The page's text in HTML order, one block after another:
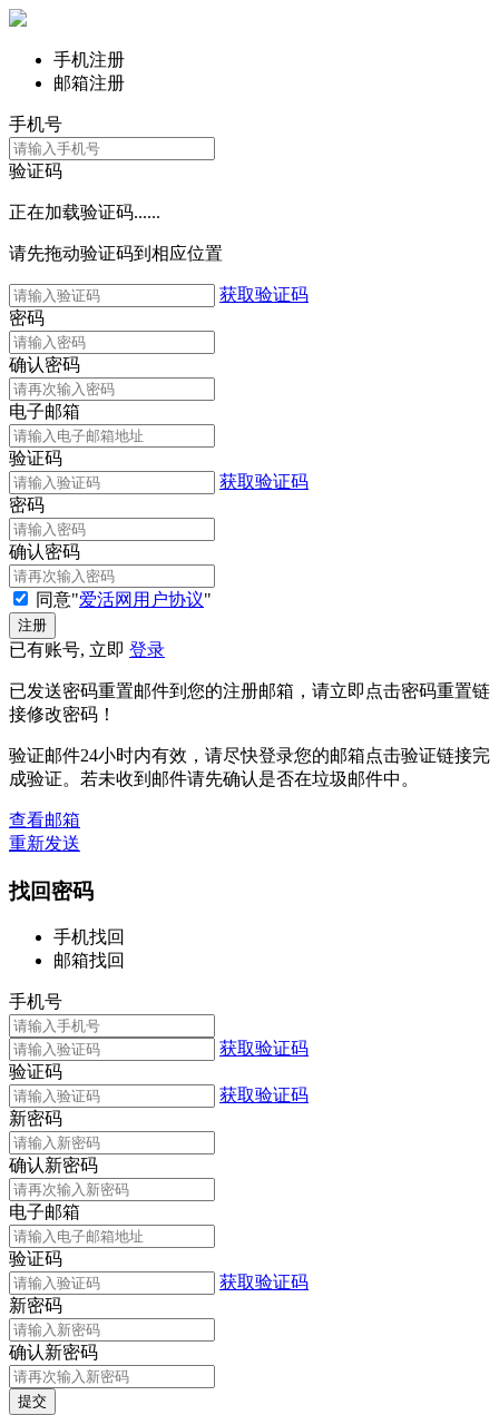
手机注册
邮箱注册
手机号
验证码
正在加载验证码......
请先拖动验证码到相应位置
获取验证码
密码
确认密码
电子邮箱
验证码
获取验证码
密码
确认密码
同意"爱活网用户协议"
已有账号, 立即 登录
已发送密码重置邮件到您的注册邮箱，请立即点击密码重置链
接修改密码！
验证邮件24小时内有效，请尽快登录您的邮箱点击验证链接完
成验证。若未收到邮件请先确认是否在垃圾邮件中。
查看邮箱
重新发送
找回密码
手机找回
邮箱找回
手机号
获取验证码
验证码
获取验证码
新密码
确认新密码
电子邮箱
验证码
获取验证码
新密码
确认新密码